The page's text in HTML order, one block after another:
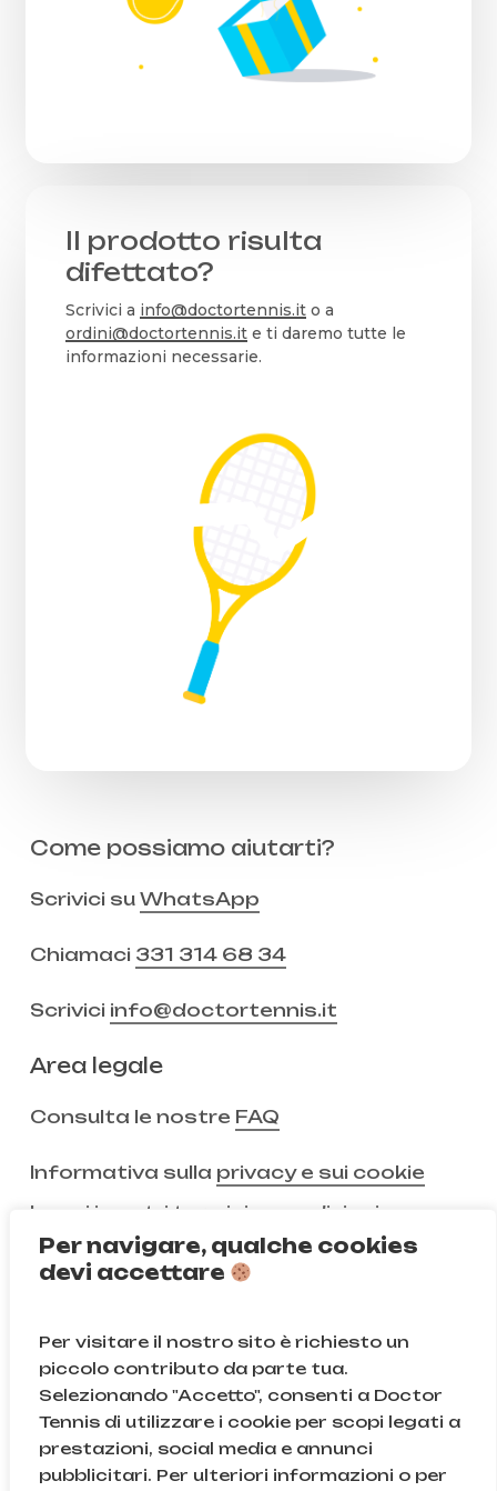
Per navigare, qualche cookies
devi accettare
Per visitare il nostro sito è richiesto un
piccolo contributo da parte tua.
Selezionando "Accetto", consenti a Doctor
Tennis di utilizzare i cookie per scopi legati a
prestazioni, social media e annunci
pubblicitari. Per ulteriori informazioni o per
Il prodotto risulta
difettato?
Scrivici a info@doctortennis.ito a
ordini@doctortennis.ite ti daremo tutte le
informazioni necessarie.
Come possiamo aiutarti?
Scrivici suWhatsApp
Chiamaci 331 314 68 34
Scrivici info@doctortennis.it
Area legale
Consulta le nostre FAQ
Informativa sulla privacy e sui cookie
Leggi i nostri termini e condizioni
Instagram Facebook
TikTok